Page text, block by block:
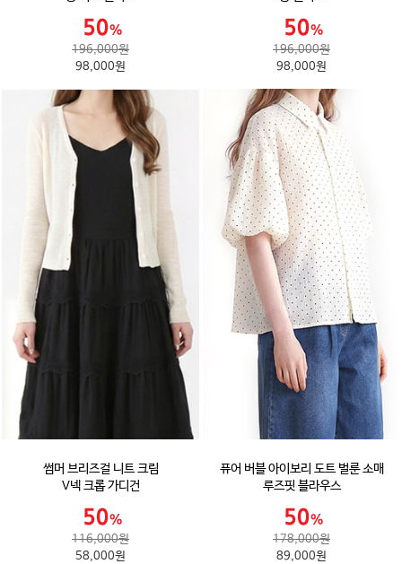
196,000원
98,000원
196,000원
98,000원
썸머 브리즈걸 니트 크림
V넥 크롭 가디건
116,000원
58,000원
퓨어 버블 아이보리 도트 벌룬 소매
루즈핏 블라우스
178,000원
89,000원